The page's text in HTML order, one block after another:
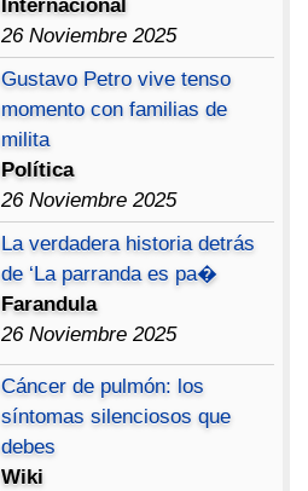
Internacional
26 Noviembre 2025
Gustavo Petro vive tenso
momento con familias de
milita
Política
26 Noviembre 2025
La verdadera historia detrás
de ‘La parranda es pa�
Farandula
26 Noviembre 2025
Cáncer de pulmón: los
síntomas silenciosos que
debes
Wiki